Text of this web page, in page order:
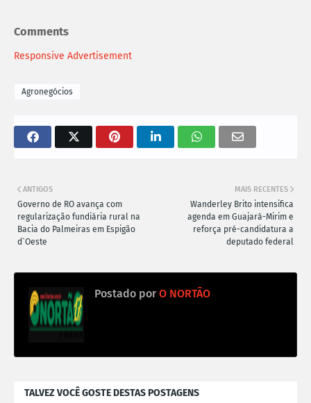
Comments
Responsive Advertisement
Agronegócios
MAIS RECENTES
Wanderley Brito intensifica
agenda em Guajará-Mirim e
reforça pré-candidatura a
deputado federal
ANTIGOS
Governo de RO avança com
regularização fundiária rural na
Bacia do Palmeiras em Espigão
d`Oeste
Postado por O NORTÃO
TALVEZ VOCÊ GOSTE DESTAS POSTAGENS